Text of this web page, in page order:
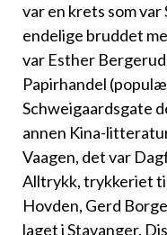
var en krets som
endelige bruddet
var Esther
Papirhandel
Schweigaardsgate
annen Kina-
Vaagen, det var
Alltrykk, trykkeriet
Hovden, Gerd
laget i Stavanger.